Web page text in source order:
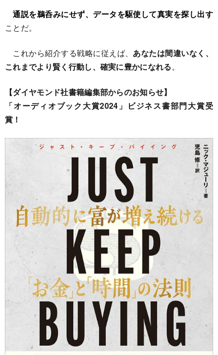
通説を鵜呑みにせず、データを駆使して真実を探し出す
ことだ。
これから紹介する戦略に従えば、 あなたは間違いなく、
これまでより賢く行動し、確実に豊かになれる。
【ダイヤモンド社書籍編集部からのお知らせ】
「オーディオブック大賞2024」ビジネス書部門大賞受
賞！